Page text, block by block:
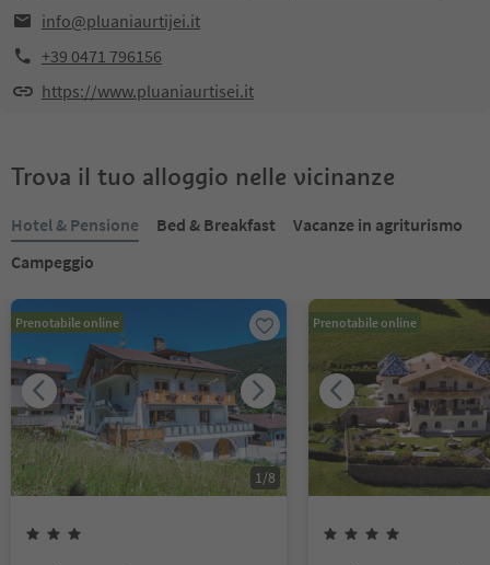
info@pluaniaurtijei.it
+39 0471 796156
https://www.pluaniaurtisei.it
Trova il tuo alloggio nelle vicinanze
Hotel & Pensione Bed & Breakfast
Vacanze in agriturismo
Campeggio
Prenotabile online
1/8
Prenotabile online